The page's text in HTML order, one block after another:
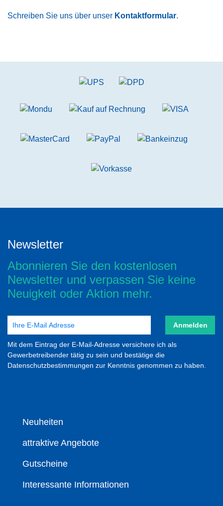
Schreiben Sie uns über unser Kontaktformular.
Newsletter
Abonnieren Sie den kostenlosen
Newsletter und verpassen Sie keine
Neuigkeit oder Aktion mehr.
Anmelden
Mit dem Eintrag der E-Mail-Adresse versichere ich als
Gewerbetreibender tätig zu sein und bestätige die
Datenschutzbestimmungen zur Kenntnis genommen zu haben.
Neuheiten
attraktive Angebote
Gutscheine
Interessante Informationen